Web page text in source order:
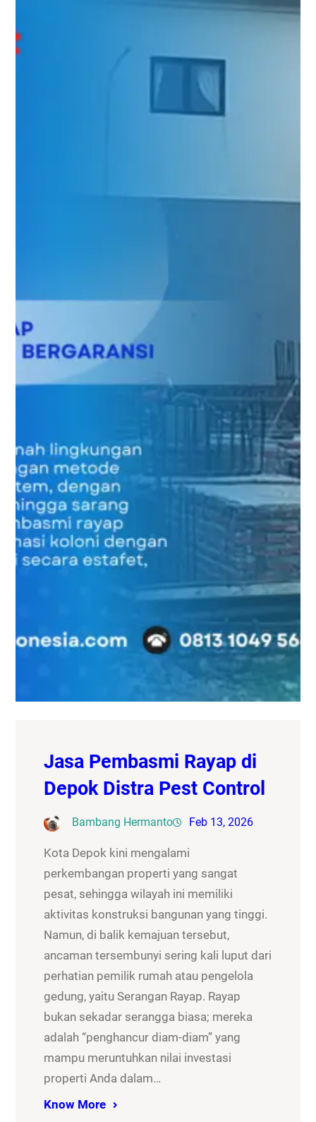
Jasa Pembasmi Rayap di
Depok Distra Pest Control
Bambang Hermanto Feb 13, 2026
Kota Depok kini mengalami
perkembangan properti yang sangat
pesat, sehingga wilayah ini memiliki
aktivitas konstruksi bangunan yang tinggi.
Namun, di balik kemajuan tersebut,
ancaman tersembunyi sering kali luput dari
perhatian pemilik rumah atau pengelola
gedung, yaitu Serangan Rayap. Rayap
bukan sekadar serangga biasa; mereka
adalah “penghancur diam-diam” yang
mampu meruntuhkan nilai investasi
properti Anda dalam…
Know More